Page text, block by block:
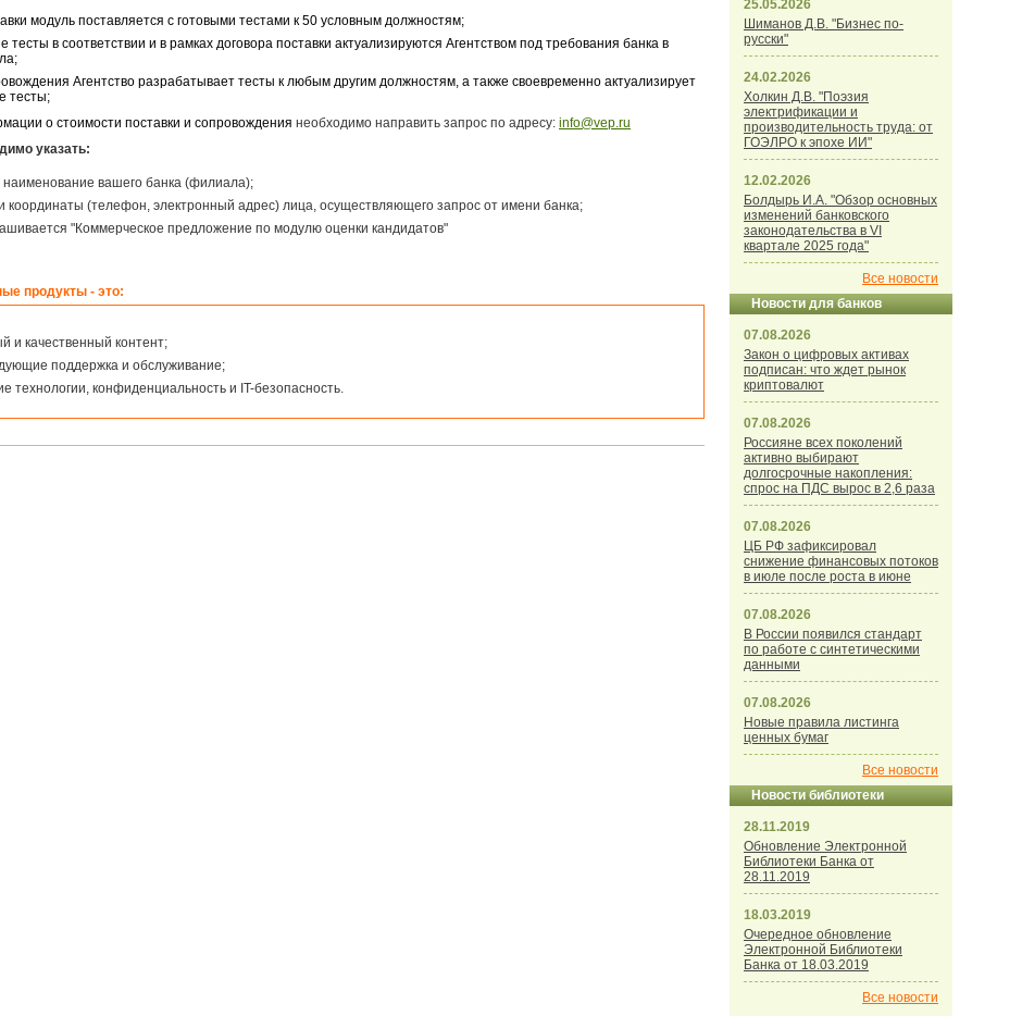
модуль поставляется с готовыми тестами к 50 условным должностям;
тесты в соответствии и в рамках договора поставки актуализируются Агентством под требования банка в
Агентство разрабатывает тесты к любым другим должностям, а также своевременно актуализирует
тесты;
о стоимости поставки и сопровождения необходимо направить запрос по адресу: info@vep.ru
указать:
наименование вашего банка (филиала);
(телефон, электронный адрес) лица, осуществляющего запрос от имени банка;
"Коммерческое предложение по модулю оценки кандидатов"
продукты - это:
и качественный контент;
поддержка и обслуживание;
технологии, конфиденциальность и IT-безопасность.
25.05.2026
Шиманов Д.В. "Бизнес по-
русски"
24.02.2026
Холкин Д.В. "Поэзия
электрификации и
производительность труда: от
ГОЭЛРО к эпохе ИИ"
12.02.2026
Болдырь И.А. "Обзор основных
изменений банковского
законодательства в VI
квартале 2025 года"
Все новости
Новости для банков
07.08.2026
Закон о цифровых активах
подписан: что ждет рынок
криптовалют
07.08.2026
Россияне всех поколений
активно выбирают
долгосрочные накопления:
спрос на ПДС вырос в 2,6 раза
07.08.2026
ЦБ РФ зафиксировал
снижение финансовых потоков
в июле после роста в июне
07.08.2026
В России появился стандарт
по работе с синтетическими
данными
07.08.2026
Новые правила листинга
ценных бумаг
Все новости
Новости библиотеки
28.11.2019
Обновление Электронной
Библиотеки Банка от
28.11.2019
18.03.2019
Очередное обновление
Электронной Библиотеки
Банка от 18.03.2019
Все новости